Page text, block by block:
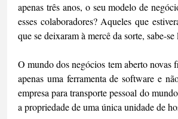
apenas três anos, o seu modelo de
esses colaboradores? Aqueles que
que se deixaram à mercê da sorte, sabe-
O mundo dos negócios tem aberto
apenas uma ferramenta de software e
empresa para transporte pessoal do
a propriedade de uma única unidade de